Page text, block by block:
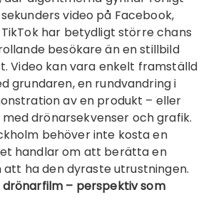
video på Facebook,
har betydligt större chans
besökare än en stillbild
Video kan vara enkelt framställd
grundaren, en rundvandring i
av en produkt – eller
drönarsekvenser och grafik.
behöver inte kosta en
handlar om att berätta en
att ha den dyraste utrustningen.
– perspektiv som